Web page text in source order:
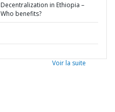
Decentralization in Ethiopia –
Who benefits?
Voir la suite